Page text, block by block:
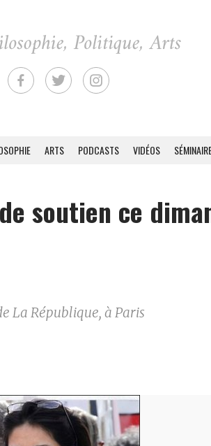
ARTS PODCASTS VIDÉOS
soutien ce
La République, à Paris